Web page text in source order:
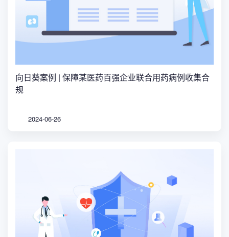
向日葵案例 | 保障某医药百强企业联合用药病例收集合
规
2024-06-26